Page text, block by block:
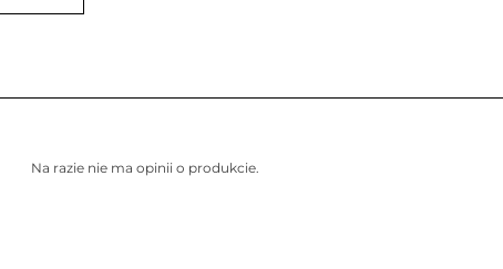
Na razie nie ma opinii o produkcie.